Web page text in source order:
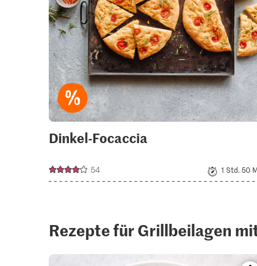
Dinkel-Focaccia
54 1 Std. 50
Rezepte für Grillbeilagen